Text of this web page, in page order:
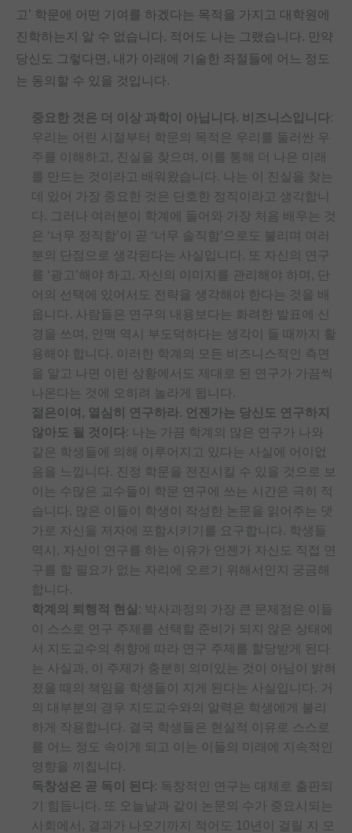
장학금/장학생 게시판
학술 정보 게시판
홍보 게시판
커리어
유학교육
이벤트
반도체 아카데미
재팬라운지 🌸
고’ 학문에 어떤 기여를 하겠다는 목적을 가지고 대학원에
진학하는지 알 수 없습니다. 적어도 나는 그랬습니다. 만약
당신도 그렇다면, 내가 아래에 기술한 좌절들에 어느 정도
는 동의할 수 있을 것입니다.
중요한 것은 더 이상 과학이 아닙니다. 비즈니스입니다:
우리는 어린 시절부터 학문의 목적은 우리를 둘러싼 우
주를 이해하고, 진실을 찾으며, 이를 통해 더 나은 미래
를 만드는 것이라고 배워왔습니다. 나는 이 진실을 찾는
데 있어 가장 중요한 것은 단호한 정직이라고 생각합니
다. 그러나 여러분이 학계에 들어와 가장 처음 배우는 것
은 ‘너무 정직함’이 곧 ‘너무 솔직함’으로도 불리며 여러
분의 단점으로 생각된다는 사실입니다. 또 자신의 연구
를 ‘광고’해야 하고, 자신의 이미지를 관리해야 하며, 단
어의 선택에 있어서도 전략을 생각해야 한다는 것을 배
웁니다. 사람들은 연구의 내용보다는 화려한 발표에 신
경을 쓰며, 인맥 역시 부도덕하다는 생각이 들 때까지 활
용해야 합니다. 이러한 학계의 모든 비즈니스적인 측면
을 알고 나면 이런 상황에서도 제대로 된 연구가 가끔씩
나온다는 것에 오히려 놀라게 됩니다.
젊은이여, 열심히 연구하라. 언젠가는 당신도 연구하지
않아도 될 것이다: 나는 가끔 학계의 많은 연구가 나와
같은 학생들에 의해 이루어지고 있다는 사실에 어이없
음을 느낍니다. 진정 학문을 전진시킬 수 있을 것으로 보
이는 수많은 교수들이 학문 연구에 쓰는 시간은 극히 적
습니다. 많은 이들이 학생이 작성한 논문을 읽어주는 댓
가로 자신을 저자에 포함시키기를 요구합니다. 학생들
역시, 자신이 연구를 하는 이유가 언젠가 자신도 직접 연
구를 할 필요가 없는 자리에 오르기 위해서인지 궁금해
합니다.
학계의 퇴행적 현실 : 박사과정의 가장 큰 문제점은 이들
이 스스로 연구 주제를 선택할 준비가 되지 않은 상태에
서 지도교수의 취향에 따라 연구 주제를 할당받게 된다
는 사실과, 이 주제가 충분히 의미있는 것이 아님이 밝혀
졌을 때의 책임을 학생들이 지게 된다는 사실입니다. 거
의 대부분의 경우 지도교수와의 알력은 학생에게 불리
하게 작용합니다. 결국 학생들은 현실적 이유로 스스로
를 어느 정도 속이게 되고 이는 이들의 미래에 지속적인
영향을 끼칩니다.
독창성은 곧 독이 된다: 독창적인 연구는 대체로 출판되
기 힘듭니다. 또 오늘날과 같이 논문의 수가 중요시되는
사회에서, 결과가 나오기까지 적어도 10년이 걸릴 지 모